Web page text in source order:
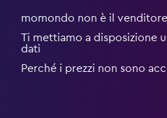
momondo non è il venditore
Ti mettiamo a disposizione
dati
Perché i prezzi non sono